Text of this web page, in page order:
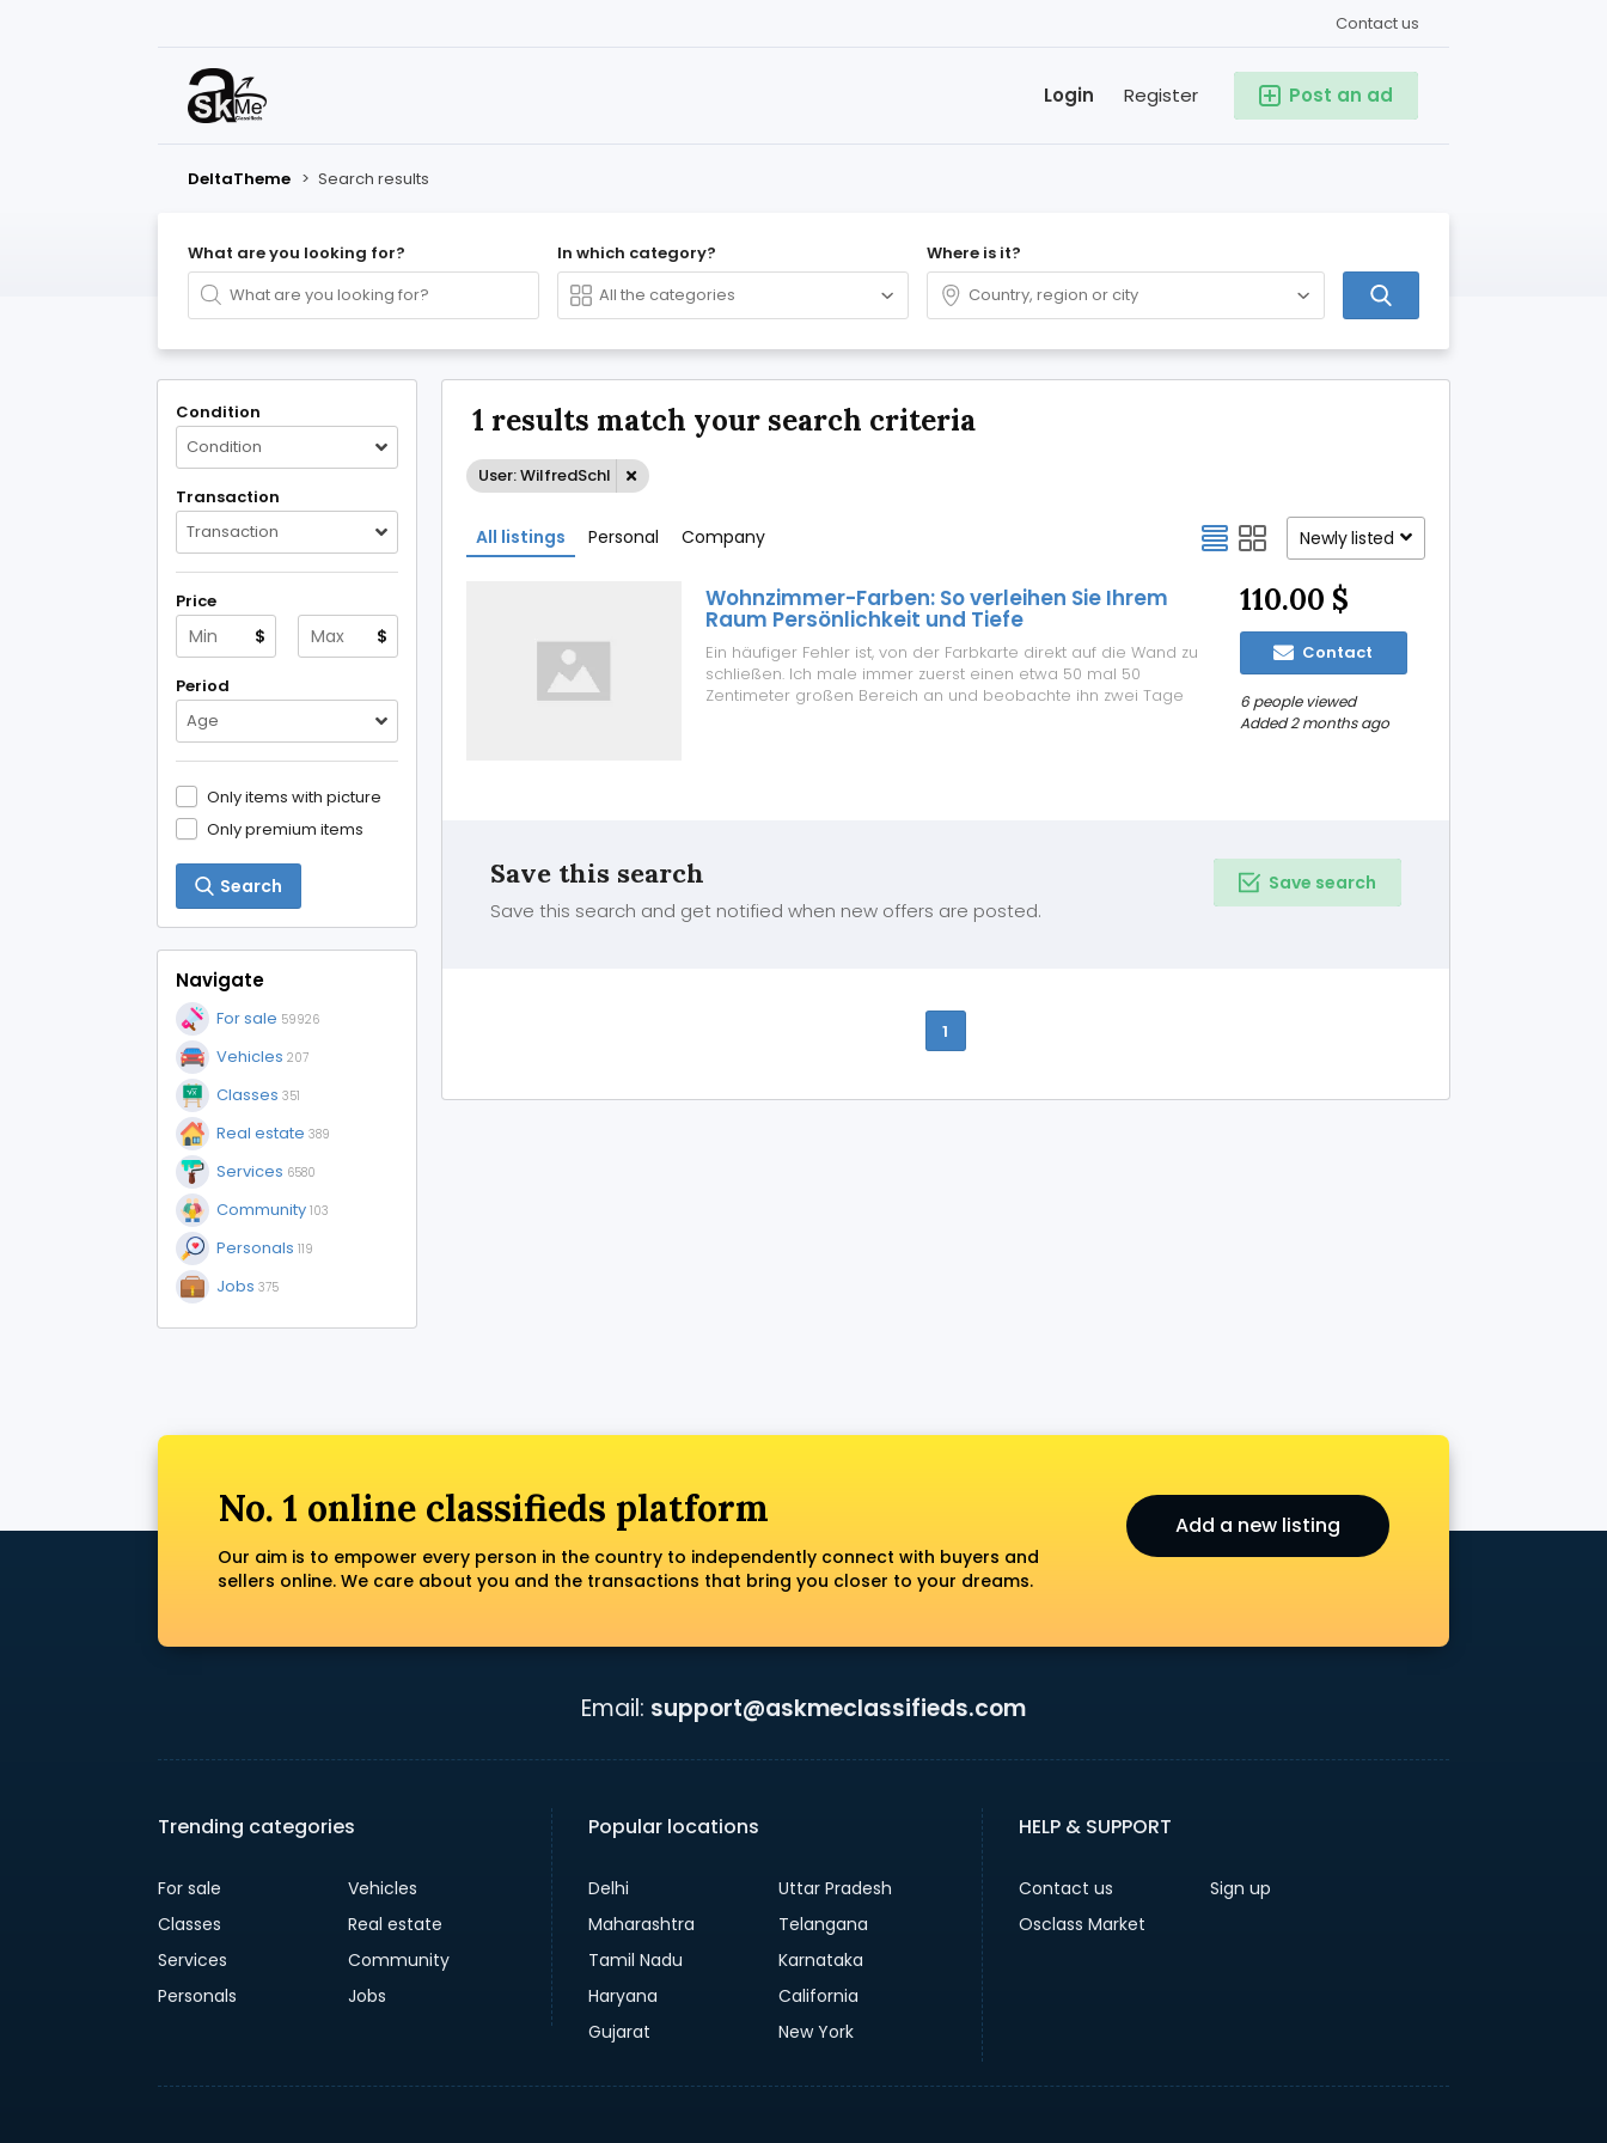
Contact us
Post an ad
Register
Login
DeltaTheme > Search results
What are you looking for? In which category? Where is it?
Condition
Condition
Transaction
Transaction
Price
$ $
Period
Age
Only items with picture
Only premium items
Search
Navigate
For sale 59926
Vehicles 207
Classes 351
Real estate 389
Services 6580
Community 103
Personals 119
Jobs 375
1 results match your search criteria
User: WilfredSchl
All listings Personal Company Newly listed
Wohnzimmer-Farben: So verleihen Sie Ihrem
Raum Persönlichkeit und Tiefe
Ein häufiger Fehler ist, von der Farbkarte direkt auf die Wand zu
schließen. Ich male immer zuerst einen etwa 50 mal 50
Zentimeter großen Bereich an und beobachte ihn zwei Tage
110.00 $
Contact
6 people viewed
Added 2 months ago
Save this search
Save this search and get notified when new offers are posted.
Save search
1
No. 1 online classifieds platform
Our aim is to empower every person in the country to independently connect with buyers and
sellers online. We care about you and the transactions that bring you closer to your dreams.
Add a new listing
Email: support@askmeclassifieds.com
Trending categories
For sale
Vehicles
Classes
Real estate
Services
Community
Personals
Jobs
Popular locations
Delhi
Uttar Pradesh
Maharashtra
Telangana
Tamil Nadu
Karnataka
Haryana
California
Gujarat
New York
HELP & SUPPORT
Contact us
Sign up
Osclass Market